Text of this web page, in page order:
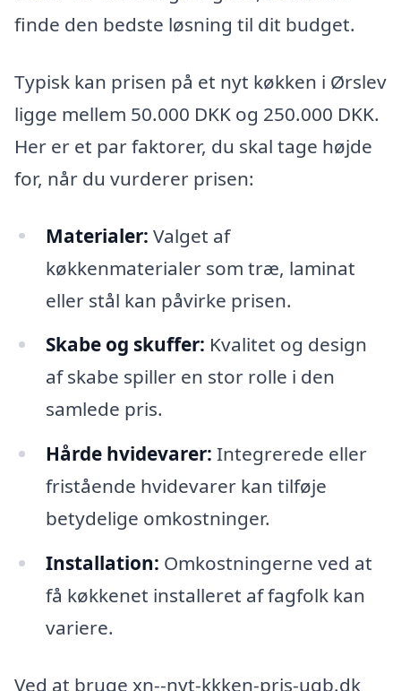
finde den bedste løsning til dit budget.
Typisk kan prisen på et nyt køkken i Ørslev
ligge mellem 50.000 DKK og 250.000 DKK.
Her er et par faktorer, du skal tage højde
for, når du vurderer prisen:
Materialer: Valget af
køkkenmaterialer som træ, laminat
eller stål kan påvirke prisen.
Skabe og skuffer: Kvalitet og design
af skabe spiller en stor rolle i den
samlede pris.
Hårde hvidevarer: Integrerede eller
fristående hvidevarer kan tilføje
betydelige omkostninger.
Installation: Omkostningerne ved at
få køkkenet installeret af fagfolk kan
variere.
Ved at bruge xn--nyt-kkken-pris-uqb.dk